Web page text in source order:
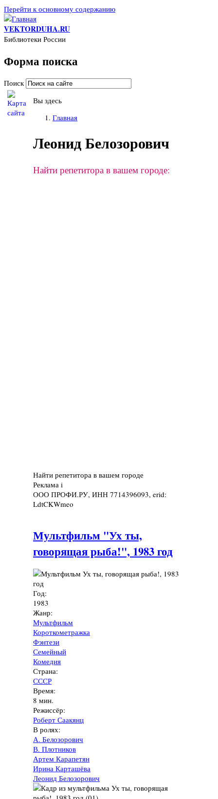
Перейти к основному содержанию
VEKTORDUHA.RU
Библиотеки России
Форма поиска
Поиск
Вы здесь
Главная
Леонид Белозорович
Найти репетитора в вашем городе:
Найти репетитора в вашем городе
Реклама i
ООО ПРОФИ.РУ, ИНН 7714396093, erid:
LdtCKWmeo
Мультфильм "Ух ты,
говорящая рыба!", 1983 год
Год:
1983
Жанр:
Мультфильм
Короткометражка
Фэнтези
Семейный
Комедия
Страна:
СССР
Время:
8 мин.
Режиссёр:
Роберт Саакянц
В ролях:
А. Белозорович
В. Плотников
Артем Карапетян
Ирина Карташёва
Леонид Белозорович